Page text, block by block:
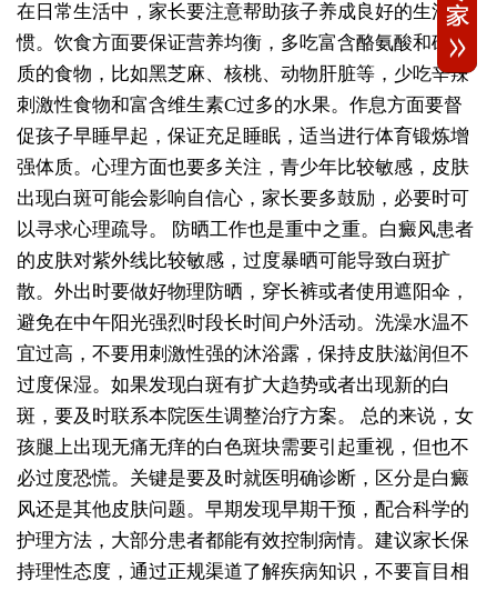
在日常生活中，家长要注意帮助孩子养成良好的生活习
惯。饮食方面要保证营养均衡，多吃富含酪氨酸和矿物
质的食物，比如黑芝麻、核桃、动物肝脏等，少吃辛辣
刺激性食物和富含维生素C过多的水果。作息方面要督
促孩子早睡早起，保证充足睡眠，适当进行体育锻炼增
强体质。心理方面也要多关注，青少年比较敏感，皮肤
出现白斑可能会影响自信心，家长要多鼓励，必要时可
以寻求心理疏导。
防晒工作也是重中之重。白癜风患者
的皮肤对紫外线比较敏感，过度暴晒可能导致白斑扩
散。外出时要做好物理防晒，穿长裤或者使用遮阳伞，
避免在中午阳光强烈时段长时间户外活动。洗澡水温不
宜过高，不要用刺激性强的沐浴露，保持皮肤滋润但不
过度保湿。如果发现白斑有扩大趋势或者出现新的白
斑，要及时联系本院医生调整治疗方案。
总的来说，女
孩腿上出现无痛无痒的白色斑块需要引起重视，但也不
必过度恐慌。关键是要及时就医明确诊断，区分是白癜
风还是其他皮肤问题。早期发现早期干预，配合科学的
护理方法，大部分患者都能有效控制病情。建议家长保
持理性态度，通过正规渠道了解疾病知识，不要盲目相